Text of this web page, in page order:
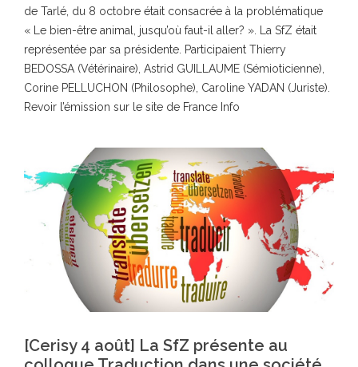
de Tarlé, du 8 octobre était consacrée à la problématique
« Le bien-être animal, jusqu’où faut-il aller? ». La SfZ était
représentée par sa présidente. Participaient Thierry
BEDOSSA (Vétérinaire), Astrid GUILLAUME (Sémioticienne),
Corine PELLUCHON (Philosophe), Caroline YADAN (Juriste).
Revoir l’émission sur le site de France Info
[Cerisy 4 août] La SfZ présente au